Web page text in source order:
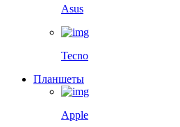
Asus
Tecno
Планшеты
Apple